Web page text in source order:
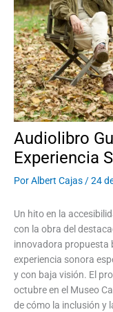
Audiolibro
Experiencia
PorAlbert Cajas /24
Un hito en la
con la obra del
innovadora propuesta
experiencia sonora
y con baja visión. El
octubre en el Museo
de cómo la inclusión y